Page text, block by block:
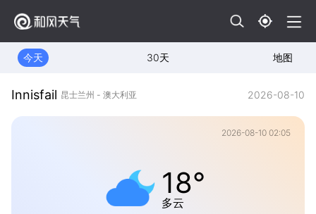
今天 30天 地图
Innisfail 昆士兰州 - 澳大利亚 2026-08-10
2026-08-10 02:05
18°
多云